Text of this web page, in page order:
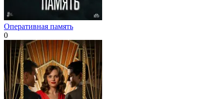
Оперативная память
0